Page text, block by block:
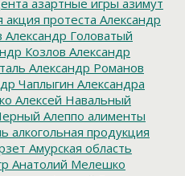
акция протеста Александр
Александр Головатый
Козлов Александр
Александр Романов
Чаплыгин Александра
Алексей Навальный
Алеппо алименты
алкогольная продукция
Амурская область
Анатолий Мелешко